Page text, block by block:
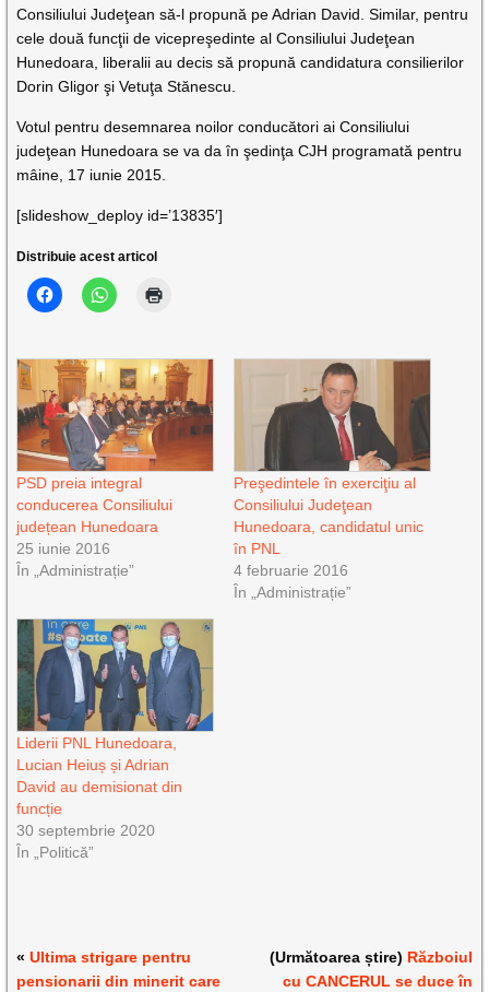
Consiliului Judeţean să-l propună pe Adrian David. Similar, pentru
cele două funcţii de vicepreşedinte al Consiliului Judeţean
Hunedoara, liberalii au decis să propună candidatura consilierilor
Dorin Gligor şi Vetuţa Stănescu.
Votul pentru desemnarea noilor conducători ai Consiliului
judeţean Hunedoara se va da în şedinţa CJH programată pentru
mâine, 17 iunie 2015.
[slideshow_deploy id=’13835′]
Distribuie acest articol
PSD preia integral
conducerea Consiliului
județean Hunedoara
25 iunie 2016
În „Administrație”
Preşedintele în exerciţiu al
Consiliului Judeţean
Hunedoara, candidatul unic
în PNL
4 februarie 2016
În „Administrație”
Liderii PNL Hunedoara,
Lucian Heiuș și Adrian
David au demisionat din
funcție
30 septembrie 2020
În „Politică”
«Ultima strigare pentru
pensionarii din minerit care
(Următoarea știre) Războiul
cu CANCERUL se duce în